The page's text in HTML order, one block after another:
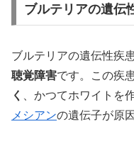
ブルテリアの遺伝
ブルテリアの遺伝性疾
聴覚障害です。この疾
く
、かつてホワイトを
メシアンの遺伝子が原